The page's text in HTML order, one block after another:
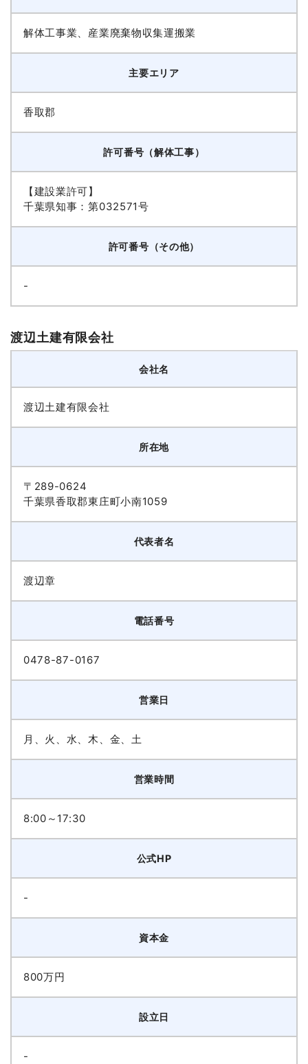
解体工事業、産業廃棄物収集運搬業
主要エリア
香取郡
許可番号（解体工事）
【建設業許可】
千葉県知事：第032571号
許可番号（その他）
-
渡辺土建有限会社
会社名
渡辺土建有限会社
所在地
〒289-0624
千葉県香取郡東庄町小南1059
代表者名
渡辺章
電話番号
0478-87-0167
営業日
月、火、水、木、金、土
営業時間
8:00～17:30
公式HP
-
資本金
800万円
設立日
-